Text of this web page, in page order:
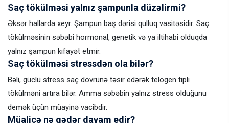
Saç tökülməsi yalnız şampunla düzəlirmi?
Əksər hallarda xeyr. Şampun baş dərisi qulluq vasitəsidir. Saç
tökülməsinin səbəbi hormonal, genetik və ya iltihabi olduqda
yalnız şampun kifayət etmir.
Saç tökülməsi stressdən ola bilər?
Bəli, güclü stress saç dövrünə təsir edərək telogen tipli
tökülməni artıra bilər. Amma səbəbin yalnız stress olduğunu
demək üçün müayinə vacibdir.
Müalicə nə qədər davam edir?